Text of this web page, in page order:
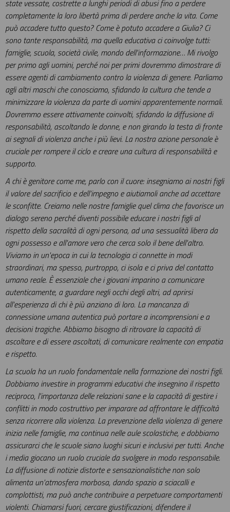
state vessate, costrette a lunghi periodi di abusi fino a perdere
completamente la loro libertà prima di perdere anche la vita. Come
può accadere tutto questo? Come è potuto accadere a Giulia? Ci
sono tante responsabilità, ma quella educativa ci coinvolge tutti:
famiglie, scuola, società civile, mondo dell'informazione… Mi rivolgo
per primo agli uomini, perché noi per primi dovremmo dimostrare di
essere agenti di cambiamento contro la violenza di genere. Parliamo
agli altri maschi che conosciamo, sfidando la cultura che tende a
minimizzare la violenza da parte di uomini apparentemente normali.
Dovremmo essere attivamente coinvolti, sfidando la diffusione di
responsabilità, ascoltando le donne, e non girando la testa di fronte
ai segnali di violenza anche i più lievi. La nostra azione personale è
cruciale per rompere il ciclo e creare una cultura di responsabilità e
supporto.
A chi è genitore come me, parlo con il cuore: insegniamo ai nostri figli
il valore del sacrificio e dell'impegno e aiutiamoli anche ad accettare
le sconfitte. Creiamo nelle nostre famiglie quel clima che favorisce un
dialogo sereno perché diventi possibile educare i nostri figli al
rispetto della sacralità di ogni persona, ad una sessualità libera da
ogni possesso e all'amore vero che cerca solo il bene dell'altro.
Viviamo in un'epoca in cui la tecnologia ci connette in modi
straordinari, ma spesso, purtroppo, ci isola e ci priva del contatto
umano reale. È essenziale che i giovani imparino a comunicare
autenticamente, a guardare negli occhi degli altri, ad aprirsi
all'esperienza di chi è più anziano di loro. La mancanza di
connessione umana autentica può portare a incomprensioni e a
decisioni tragiche. Abbiamo bisogno di ritrovare la capacità di
ascoltare e di essere ascoltati, di comunicare realmente con empatia
e rispetto.
La scuola ha un ruolo fondamentale nella formazione dei nostri figli.
Dobbiamo investire in programmi educativi che insegnino il rispetto
reciproco, l'importanza delle relazioni sane e la capacità di gestire i
conflitti in modo costruttivo per imparare ad affrontare le difficoltà
senza ricorrere alla violenza. La prevenzione della violenza di genere
inizia nelle famiglie, ma continua nelle aule scolastiche, e dobbiamo
assicurarci che le scuole siano luoghi sicuri e inclusivi per tutti. Anche
i media giocano un ruolo cruciale da svolgere in modo responsabile.
La diffusione di notizie distorte e sensazionalistiche non solo
alimenta un'atmosfera morbosa, dando spazio a sciacalli e
complottisti, ma può anche contribuire a perpetuare comportamenti
violenti. Chiamarsi fuori, cercare giustificazioni, difendere il